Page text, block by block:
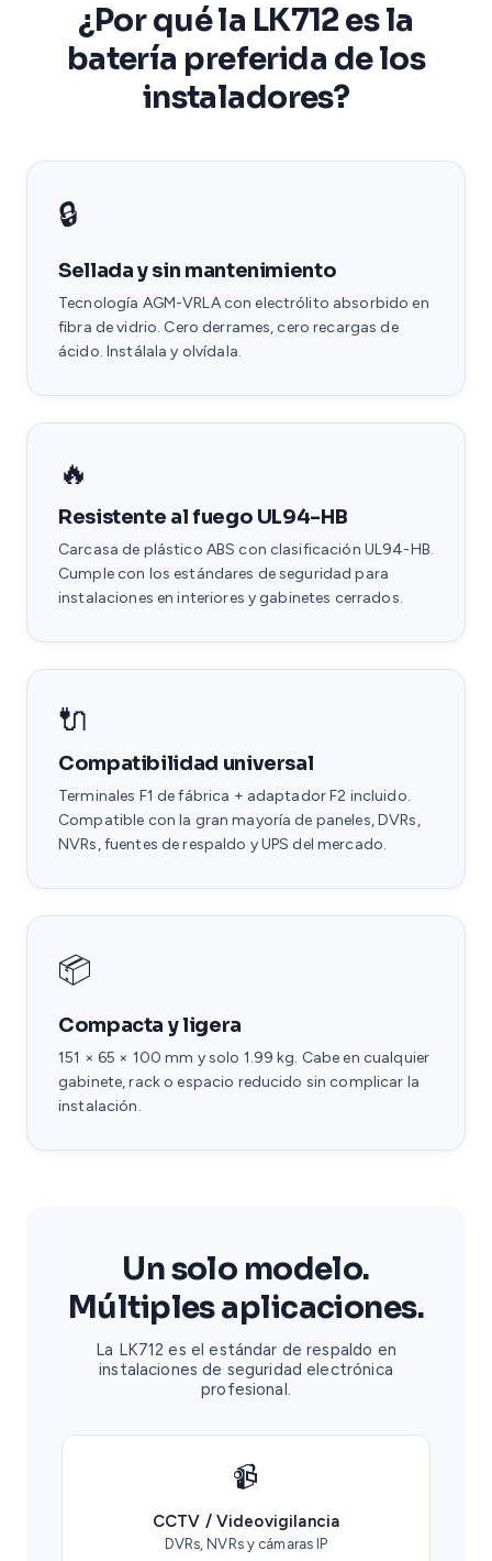
¿Por qué la LK712 es la
batería preferida de los
instaladores?
🔒
Sellada y sin mantenimiento
Tecnología AGM-VRLA con electrólito absorbido en
fibra de vidrio. Cero derrames, cero recargas de
ácido. Instálala y olvídala.
🔥
Resistente al fuego UL94-HB
Carcasa de plástico ABS con clasificación UL94-HB.
Cumple con los estándares de seguridad para
instalaciones en interiores y gabinetes cerrados.
🔌
Compatibilidad universal
Terminales F1 de fábrica + adaptador F2 incluido.
Compatible con la gran mayoría de paneles, DVRs,
NVRs, fuentes de respaldo y UPS del mercado.
📦
Compacta y ligera
151 × 65 × 100 mm y solo 1.99 kg. Cabe en cualquier
gabinete, rack o espacio reducido sin complicar la
instalación.
Un solo modelo.
Múltiples aplicaciones.
La LK712 es el estándar de respaldo en
instalaciones de seguridad electrónica
profesional.
📹
CCTV / Videovigilancia
DVRs, NVRs y cámaras IP